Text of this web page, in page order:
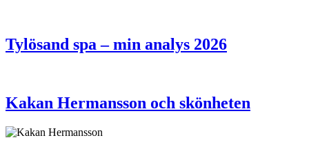
Tylösand spa – min analys 2026
Kakan Hermansson och skönheten